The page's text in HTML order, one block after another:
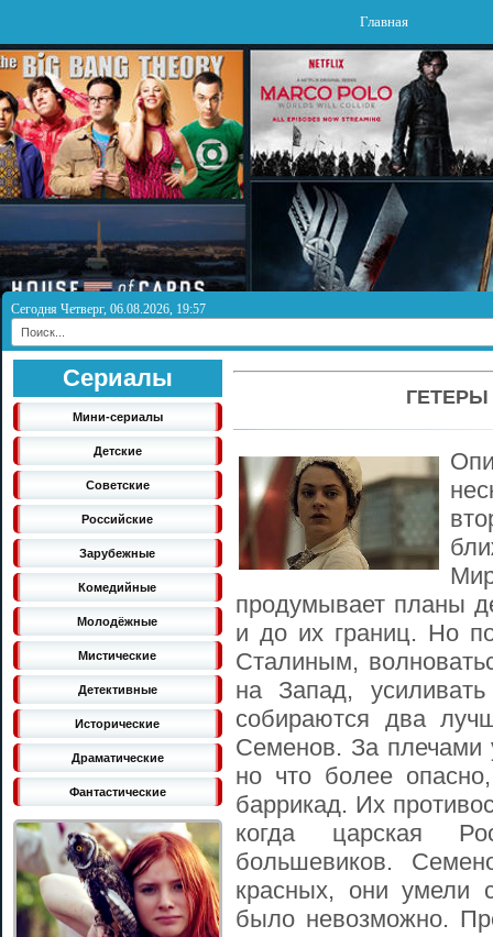
Главная
Сегодня Четверг, 06.08.2026, 19:57
Сериалы
Мини-сериалы
Детские
Советские
Российские
Зарубежные
Комедийные
Молодёжные
Мистические
Детективные
Исторические
Драматические
Фантастические
продумывает планы
и до их границ. Но
Сталиным,
на Запад,
собираются два
Семенов. За плечами
но что более
баррикад. Их
когда царская
большевиков.
красных, они умели
было невозможно.